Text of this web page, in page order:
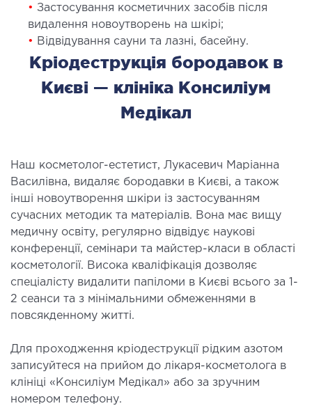
РЕАБІЛІТОЛОГІЯ
хірургія
ТА ОРТОПЕДІЯ
опорно-рухового апарату
(травматологічний пункт)
оперативних втручань
ТА ЕКСТРАКЦІЙНА
• Застосування косметичних засобів після
видалення новоутворень на шкірі;
• Відвідування сауни та лазні, басейну.
Кріодеструкція бородавок в
Києві — клініка Консиліум
Медікал
Наш косметолог-естетист, Лукасевич Маріанна
Василівна, видаляє бородавки в Києві, а також
інші новоутворення шкіри із застосуванням
сучасних методик та матеріалів. Вона має вищу
медичну освіту, регулярно відвідує наукові
конференції, семінари та майстер-класи в області
косметології. Висока кваліфікація дозволяє
спеціалісту видалити папіломи в Києві всього за 1-
2 сеанси та з мінімальними обмеженнями в
повсякденному житті.
Для проходження кріодеструкції рідким азотом
записуйтеся на прийом до лікаря-косметолога в
клініці «Консиліум Медікал» або за зручним
номером телефону.